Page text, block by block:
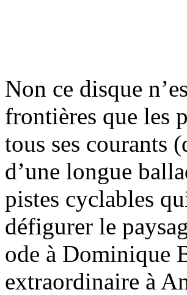
Non ce disque
frontières que les
tous ses courants
d’une longue
pistes cyclables
défigurer le
ode à Dominique
extraordinaire à